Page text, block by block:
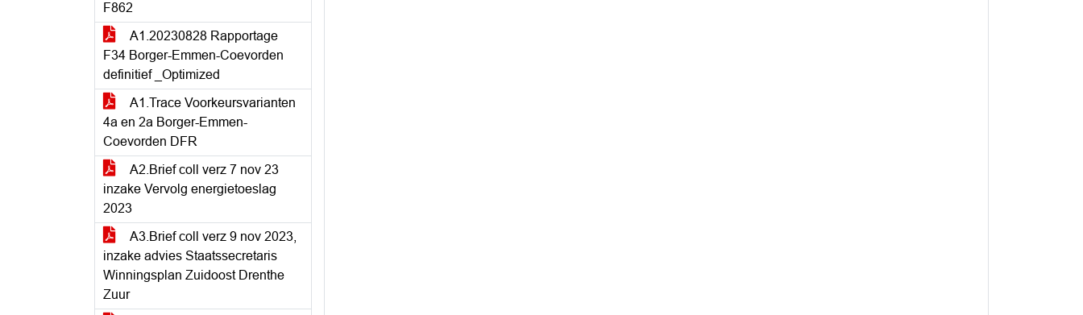
F862
A1.20230828 Rapportage
F34 Borger-Emmen-Coevorden
definitief _Optimized
A1.Trace Voorkeursvarianten
4a en 2a Borger-Emmen-
Coevorden DFR
A2.Brief coll verz 7 nov 23
inzake Vervolg energietoeslag
2023
A3.Brief coll verz 9 nov 2023,
inzake advies Staatssecretaris
Winningsplan Zuidoost Drenthe
Zuur